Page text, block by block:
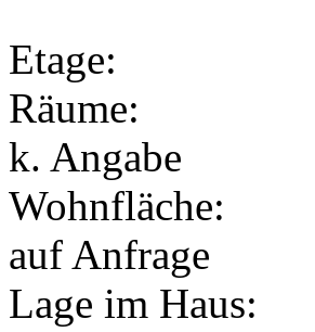
Etage:
Räume:
k. Angabe
Wohnfläche:
auf Anfrage
Lage im Haus: